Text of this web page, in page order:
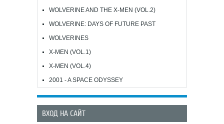
WOLVERINE AND THE X-MEN (VOL.2)
WOLVERINE: DAYS OF FUTURE PAST
WOLVERINES
X-MEN (VOL.1)
X-MEN (VOL.4)
2001 - A SPACE ODYSSEY
ВХОД НА САЙТ